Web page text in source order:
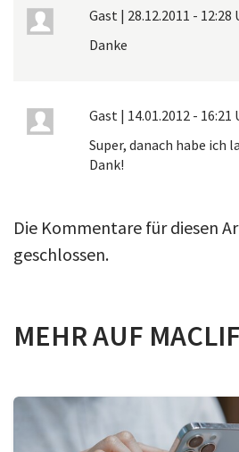
Gast | 28.12.2011 - 12:28
Danke
Gast | 14.01.2012 - 16:21
Super, danach habe ich
Dank!
Die Kommentare für diesen
geschlossen.
MEHR AUF